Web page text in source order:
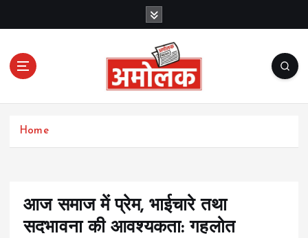
c
Amolak News
Home
आज समाज में प्रेम, भाईचारे तथा
सदभावना की आवश्यकता: गहलोत